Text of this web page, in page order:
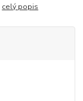
celý popis